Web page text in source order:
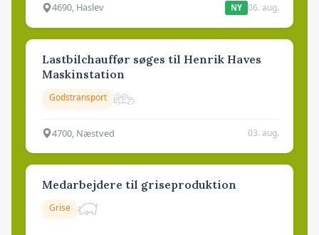
4690, Haslev NY 06. aug.
Lastbilchauffør søges til Henrik Haves
Maskinstation
Godstransport
4700, Næstved 03. aug.
Medarbejdere til griseproduktion
Grise